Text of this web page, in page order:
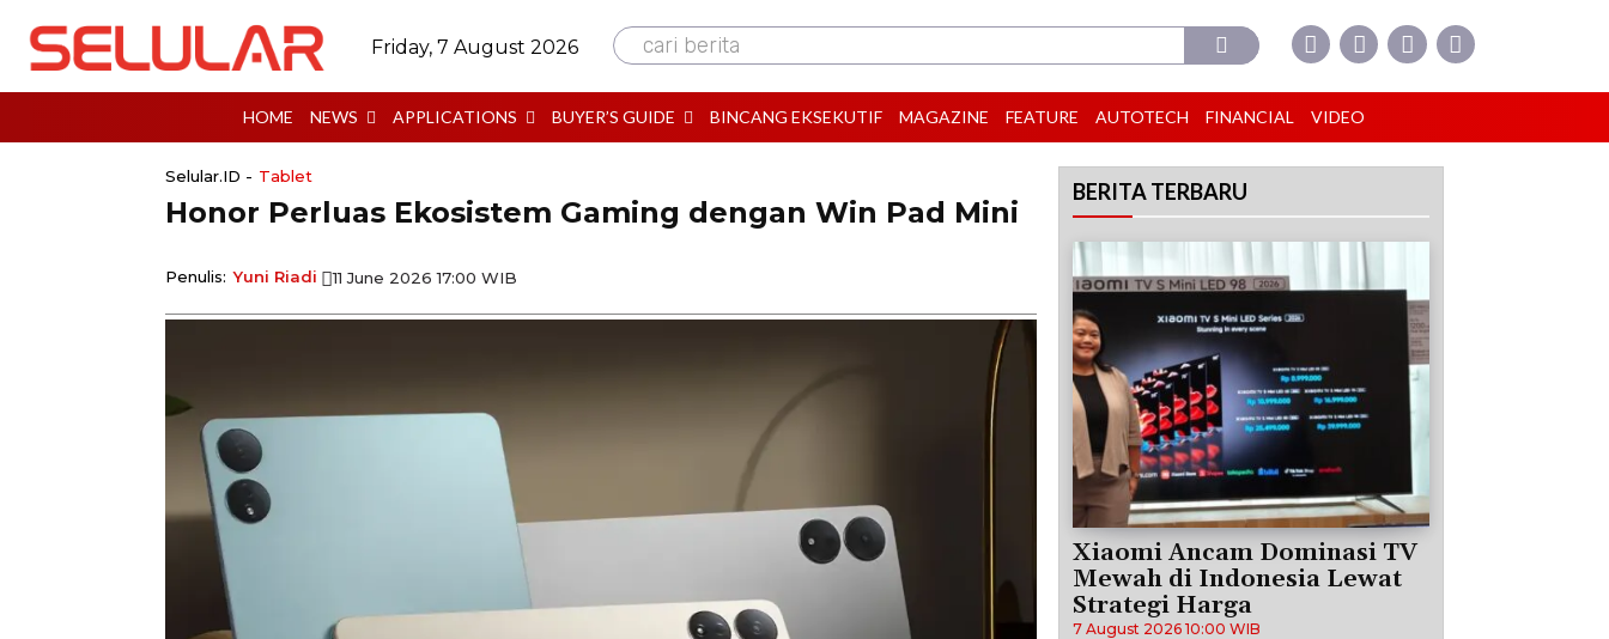
Friday, 7 August 2026 cari berita
HOME NEWS APPLICATIONS BUYER’S GUIDE BINCANG EKSEKUTIF MAGAZINE FEATURE AUTOTECH FINANCIAL VIDEO
Selular.ID - Tablet
Honor Perluas Ekosistem Gaming dengan Win Pad Mini
Penulis: Yuni Riadi 11 June 2026 17:00 WIB
BERITA TERBARU
Xiaomi Ancam Dominasi TV
Mewah di Indonesia Lewat
Strategi Harga
7 August 2026 10:00 WIB